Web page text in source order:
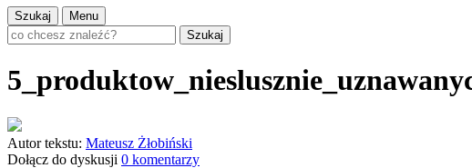
Szukaj
Menu
Szukaj
Autor tekstu: Mateusz Żłobiński
Dołącz do dyskusji 0 komentarzy